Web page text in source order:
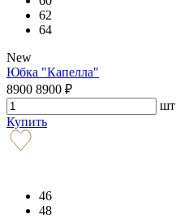
62
64
New
Юбка "Капелла"
8900 8900 ₽
шт
Купить
46
48